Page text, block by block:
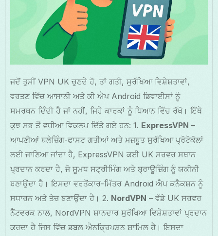
ਜਦੋਂ ਤੁਸੀਂ VPN UK ਚੁਣਦੇ ਹੋ, ਤਾਂ ਗਤੀ, ਸੁਰੱਖਿਆ ਵਿਸ਼ੇਸ਼ਤਾਵਾਂ,
ਵਰਤਣ ਵਿੱਚ ਆਸਾਨੀ ਅਤੇ ਕੀ ਐਪ Android ਡਿਵਾਈਸਾਂ ਨੂੰ
ਸਮਰਥਨ ਦਿੰਦੀ ਹੈ ਜਾਂ ਨਹੀਂ, ਜਿਹੇ ਕਾਰਕਾਂ ਨੂੰ ਧਿਆਨ ਵਿੱਚ ਰੱਖੋ। ਇੱਥੇ
ਕੁਝ ਸਭ ਤੋਂ ਵਧੀਆ ਵਿਕਲਪ ਦਿੱਤੇ ਗਏ ਹਨ: 1. ExpressVPN –
ਆਪਣੀਆਂ ਬਲੇਜ਼ਿੰਗ-ਫਾਸਟ ਗਤੀਆਂ ਅਤੇ ਮਜ਼ਬੂਤ ਸੁਰੱਖਿਆ ਪ੍ਰੋਟੋਕੋਲਾਂ
ਲਈ ਜਾਣਿਆ ਜਾਂਦਾ ਹੈ, ExpressVPN ਕਈ UK ਸਰਵਰ ਸਥਾਨ
ਪ੍ਰਦਾਨ ਕਰਦਾ ਹੈ, ਜੋ ਸੂਮਧ ਸਟ੍ਰੀਮਿੰਗ ਅਤੇ ਬ੍ਰਾਊਜ਼ਿੰਗ ਨੂੰ ਯਕੀਨੀ
ਬਣਾਉਂਦਾ ਹੈ। ਇਸਦਾ ਵਰਤੋਂਕਾਰ-ਮਿੱਤਰ Android ਐਪ ਕਨੈਕਸ਼ਨ ਨੂੰ
ਸਧਾਰਨ ਅਤੇ ਤੇਜ਼ ਬਣਾਉਂਦਾ ਹੈ। 2. NordVPN – ਵੱਡੇ UK ਸਰਵਰ
ਨੈੱਟਵਰਕ ਨਾਲ, NordVPN ਸ਼ਾਨਦਾਰ ਸੁਰੱਖਿਆ ਵਿਸ਼ੇਸ਼ਤਾਵਾਂ ਪ੍ਰਦਾਨ
ਕਰਦਾ ਹੈ ਜਿਸ ਵਿੱਚ ਡਬਲ ਐਨਕ੍ਰਿਪਸ਼ਨ ਸ਼ਾਮਿਲ ਹੈ। ਇਸਦਾ